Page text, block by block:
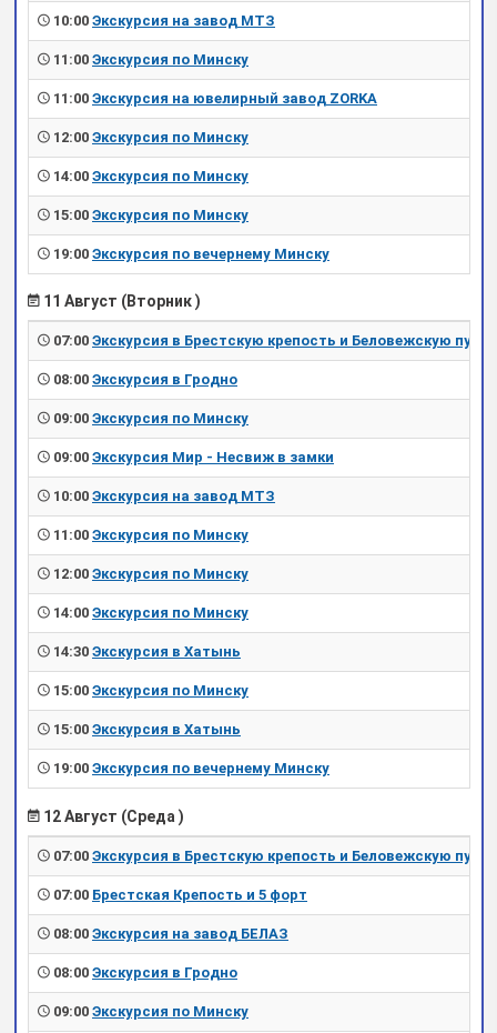
10:00 Экскурсия на завод МТЗ
11:00 Экскурсия по Минску
11:00 Экскурсия на ювелирный завод ZORKA
12:00 Экскурсия по Минску
14:00 Экскурсия по Минску
15:00 Экскурсия по Минску
19:00 Экскурсия по вечернему Минску
11 Август (Вторник )
07:00 Экскурсия в Брестскую крепость и Беловежскую пущу
08:00 Экскурсия в Гродно
09:00 Экскурсия по Минску
09:00 Экскурсия Мир - Несвиж в замки
10:00 Экскурсия на завод МТЗ
11:00 Экскурсия по Минску
12:00 Экскурсия по Минску
14:00 Экскурсия по Минску
14:30 Экскурсия в Хатынь
15:00 Экскурсия по Минску
15:00 Экскурсия в Хатынь
19:00 Экскурсия по вечернему Минску
12 Август (Среда )
07:00 Экскурсия в Брестскую крепость и Беловежскую пущу
07:00 Брестская Крепость и 5 форт
08:00 Экскурсия на завод БЕЛАЗ
08:00 Экскурсия в Гродно
09:00 Экскурсия по Минску